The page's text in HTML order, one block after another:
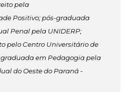
pela
Positivo; pós-graduada
Penal pela UNIDERP;
pelo Centro Universitário de
graduada em Pedagogia pela
do Oeste do Paraná -